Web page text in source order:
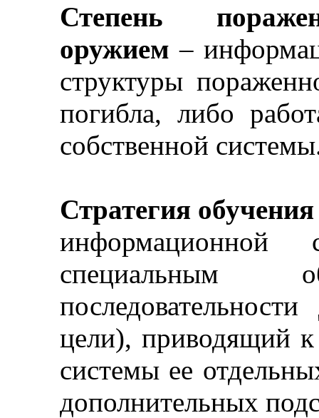
Степень
оружием –
структуры
погибла, либо
собственной
Стратегия обучения
информационной
специальным
цели), приводящий
системы ее
дополнительных